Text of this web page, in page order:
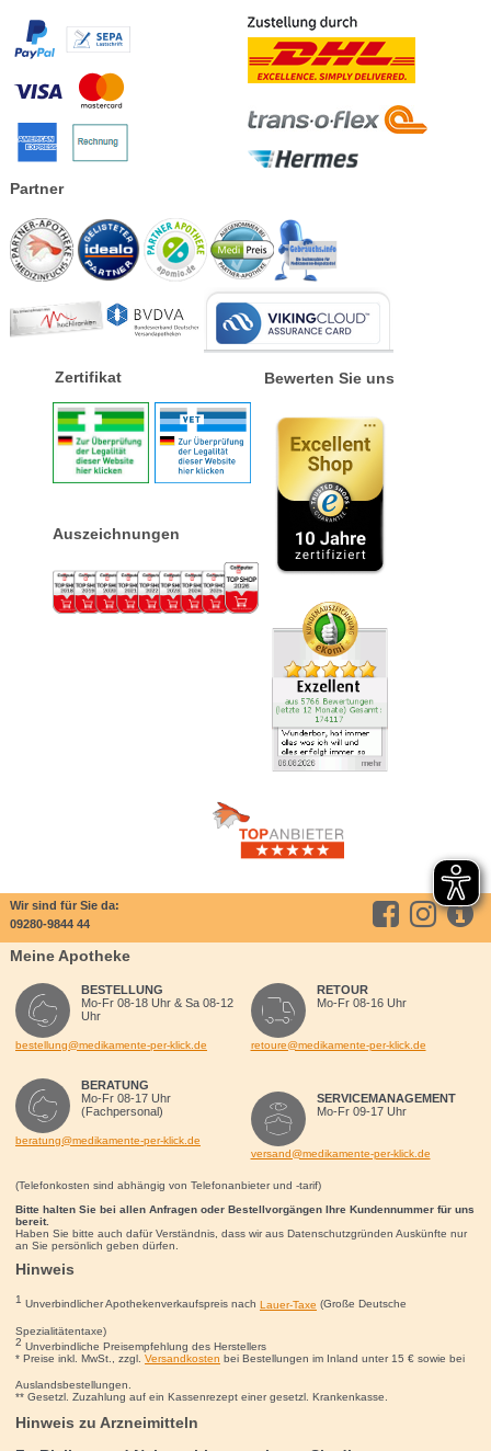
Partner
Zertifikat
Auszeichnungen
Bewerten Sie uns
Wir sind für Sie da:
09280-9844 44
Meine Apotheke
BESTELLUNG
Mo-Fr 08-18 Uhr & Sa 08-12
Uhr
bestellung@medikamente-per-klick.de
BERATUNG
Mo-Fr 08-17 Uhr
(Fachpersonal)
beratung@medikamente-per-klick.de
RETOUR
Mo-Fr 08-16 Uhr
retoure@medikamente-per-klick.de
SERVICEMANAGEMENT
Mo-Fr 09-17 Uhr
versand@medikamente-per-klick.de
(Telefonkosten sind abhängig von Telefonanbieter und -tarif)
Bitte halten Sie bei allen Anfragen oder Bestellvorgängen Ihre Kundennummer für uns
bereit.
Haben Sie bitte auch dafür Verständnis, dass wir aus Datenschutzgründen Auskünfte nur
an Sie persönlich geben dürfen.
Hinweis
1 Unverbindlicher Apothekenverkaufspreis nach Lauer-Taxe (Große Deutsche
Spezialitätentaxe)
2 Unverbindliche Preisempfehlung des Herstellers
* Preise inkl. MwSt., zzgl. Versandkosten bei Bestellungen im Inland unter 15 €sowie bei
Auslandsbestellungen.
** Gesetzl. Zuzahlung auf ein Kassenrezept einer gesetzl. Krankenkasse.
Hinweis zu Arzneimitteln